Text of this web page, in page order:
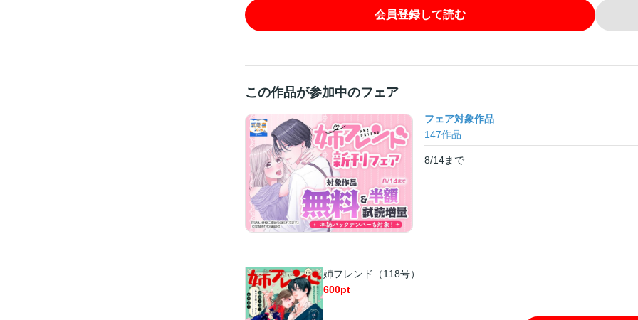
会員登録して読む
この作品が参加中のフェア
フェア対象作品
147作品
8/14まで
姉フレンド（118号）
600pt